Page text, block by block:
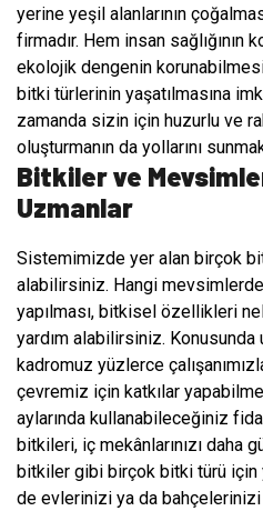
yerine yeşil alanlarının
firmadır. Hem insan sağlığının
ekolojik dengenin
bitki türlerinin yaşatılmasına
zamanda sizin için huzurlu ve
oluşturmanın da yollarını
Bitkiler ve
Uzmanlar
Sistemimizde yer alan birçok
alabilirsiniz. Hangi
yapılması, bitkisel özellikleri
yardım alabilirsiniz.
kadromuz yüzlerce
çevremiz için katkılar
aylarında kullanabileceğiniz
bitkileri, iç mekânlarınızı daha
bitkiler gibi birçok bitki türü için
de evlerinizi ya da